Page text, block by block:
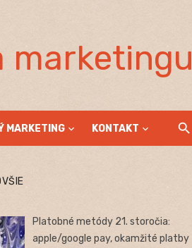
marketingu
MARKETING KONTAKT
Platobné metódy 21. storočia:
apple/google pay, okamžité platby